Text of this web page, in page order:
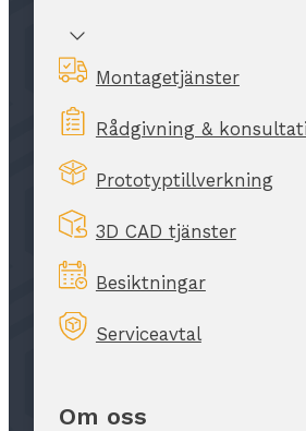
Montagetjänster
Rådgivning &
Prototyptillverkning
3D CAD tjänster
Besiktningar
Serviceavtal
Om oss